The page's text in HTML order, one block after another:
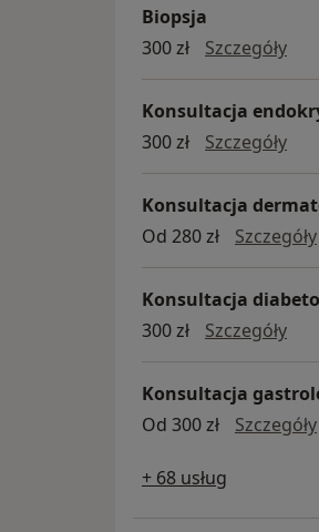
Biopsja
300 zł
Szczegóły
Konsultacja
300 zł
Szczegóły
Konsultacja
Od 280 zł
Szczegóły
Konsultacja
300 zł
Szczegóły
Konsultacja
Od 300 zł
Szczegóły
+ 68 usług